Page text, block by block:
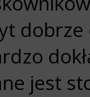
jest